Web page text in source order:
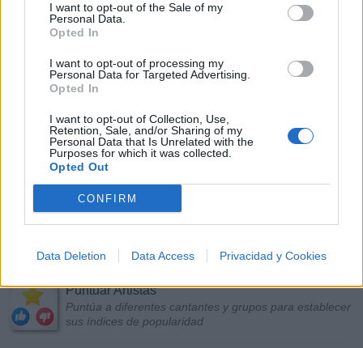
I want to opt-out of the Sale of my
Personal Data.
Opted In
I want to opt-out of processing my
Personal Data for Targeted Advertising.
Opted In
I want to opt-out of Collection, Use,
Retention, Sale, and/or Sharing of my
Personal Data that Is Unrelated with the
Purposes for which it was collected.
Opted Out
CONFIRM
Data Deletion Data Access Privacidad y Cookies
Más Música
Puntuar Artistas
Puntúa a diferentes cantantes y grupos para establecer
sus índices de popularidad